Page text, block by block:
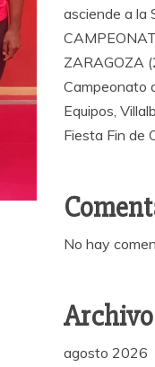
asciende a la
ZARAGOZA
Campeonato
Equipos,
Fiesta Fin de
No hay
agosto 2026